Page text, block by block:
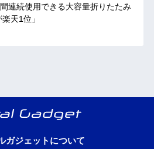
連続使用できる大容量折りたたみ
天1位」
ガジェットについて